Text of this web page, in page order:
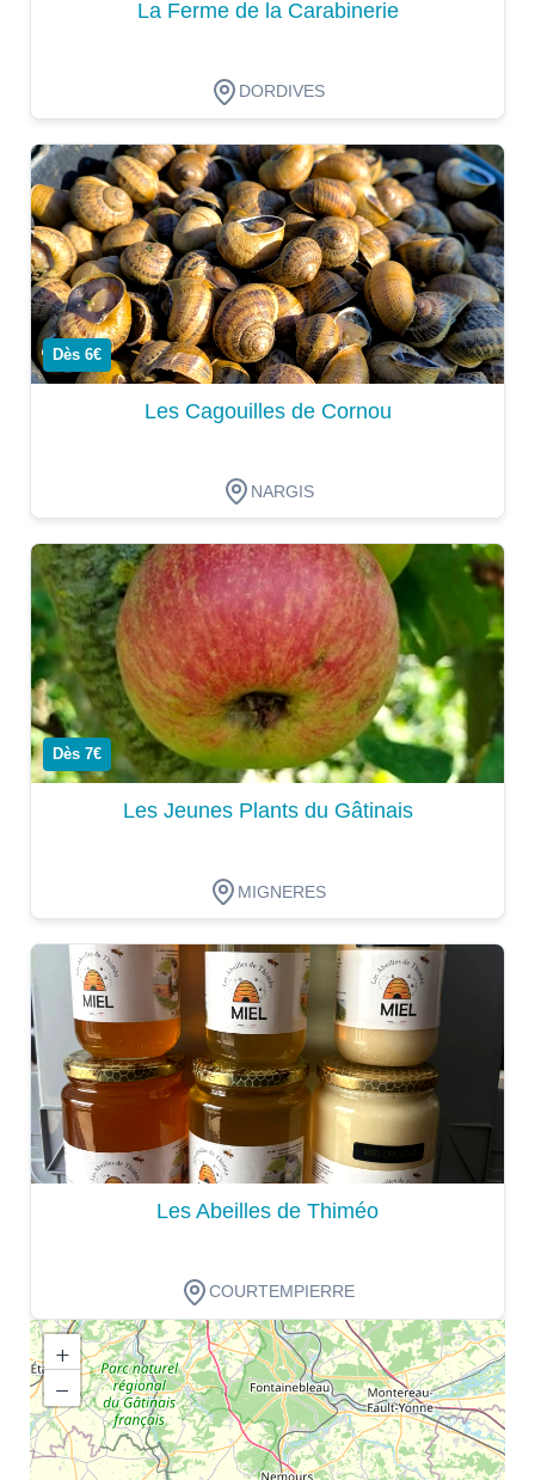
La Ferme de la Carabinerie
DORDIVES
Dégustation
Dès 6€
Les Cagouilles de Cornou
NARGIS
Dégustation
Dès 7€
Les Jeunes Plants du Gâtinais
MIGNERES
Dégustation
Les Abeilles de Thiméo
COURTEMPIERRE
Dégustation
+
−